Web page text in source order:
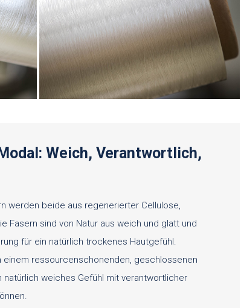
Weich, Verantwortlich,
werden beide aus regenerierter Cellulose,
Fasern sind von Natur aus weich und glatt und
für ein natürlich trockenes Hautgefühl.
einem ressourcenschonenden, geschlossenen
weiches Gefühl mit verantwortlicher